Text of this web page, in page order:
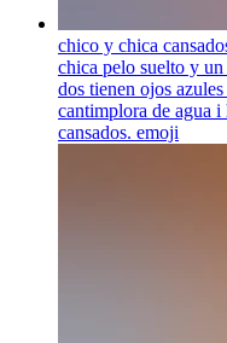
chico y chica
chica pelo suelto y
dos tienen ojos
cantimplora de agua
cansados. emoji